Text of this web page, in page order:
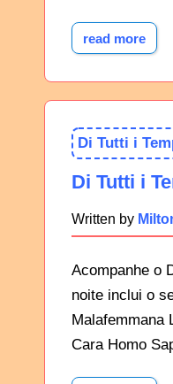
read more
Di Tutti i
Di Tutti i
Written by
Acompanhe o
noite inclui o
Malafemmana
Cara Homo